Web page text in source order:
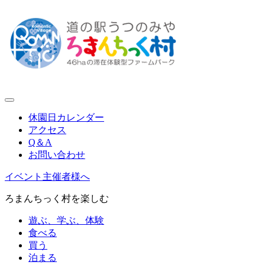
休園日カレンダー
アクセス
Q＆A
お問い合わせ
イベント主催者様へ
ろまんちっく村を楽しむ
遊ぶ、学ぶ、体験
食べる
買う
泊まる